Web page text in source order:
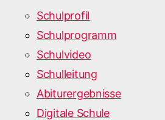
Schulprofil
Schulprogramm
Schulvideo
Schulleitung
Abiturergebnisse
Digitale Schule